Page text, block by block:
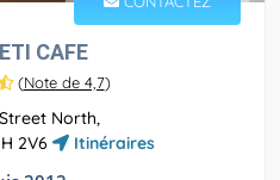
CAFE
(Note de 4,7)
North,
2V6
Itinéraires